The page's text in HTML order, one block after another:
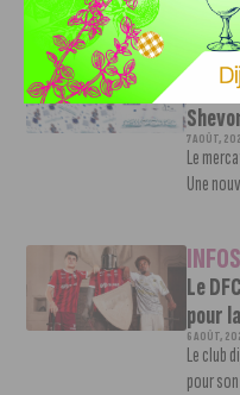
INFOS
7 AOÛT,
Le
Une
INFOS
Le
pour
6 AOÛT,
Le club
pour